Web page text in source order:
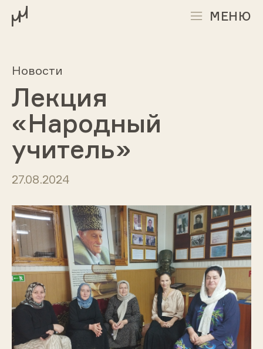
МЕНЮ
Новости
Лекция
«Народный
учитель»
27.08.2024